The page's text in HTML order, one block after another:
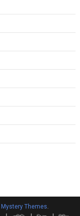
Mystery Themes.